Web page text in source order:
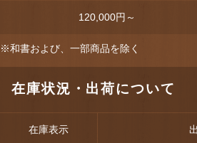
120,000円～
※和書および、一部商品を除く
在庫状況・出荷について
在庫表示